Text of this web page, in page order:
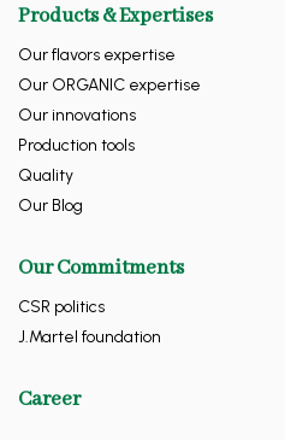
Products & Expertises
Our flavors expertise
Our ORGANIC expertise
Our innovations
Production tools
Quality
Our Blog
Our Commitments
CSR politics
J.Martel foundation
Career